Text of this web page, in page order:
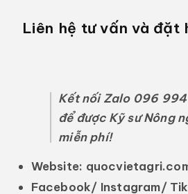
Liên hệ tư vấn và đặt
Kết nối Zalo 096
để được Kỹ sư Nông
miễn phí!
Website:
Facebook/ Instagram/